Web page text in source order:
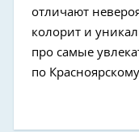
отличают
колорит и
про самые
по